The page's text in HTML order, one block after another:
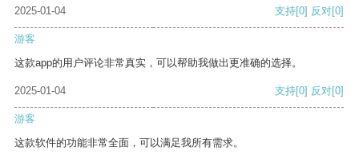
2025-01-04
支持[0] 反对[0]
游客
这款app的用户评论非常真实，可以帮助我做出更准确的选择。
2025-01-04 支持[0] 反对[0]
游客
这款软件的功能非常全面，可以满足我所有需求。